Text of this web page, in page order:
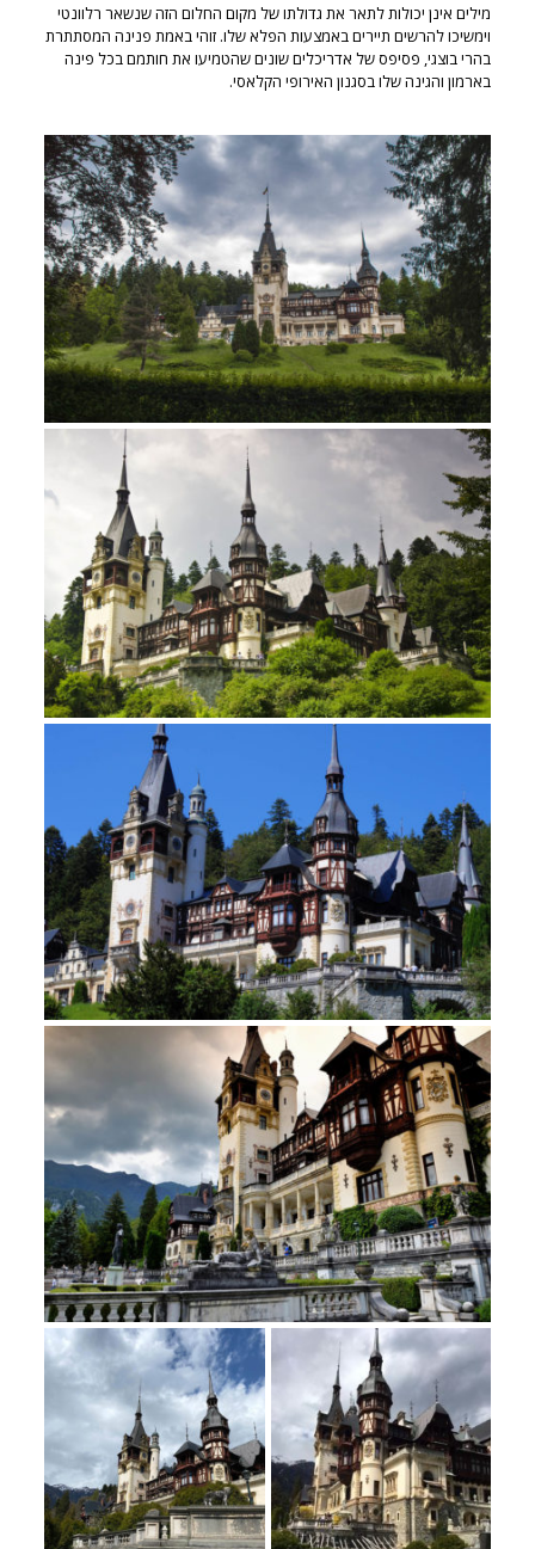
מילים אינן יכולות לתאר את גדולתו של מקום החלום הזה שנשאר רלוונטי
וימשיכו להרשים תיירים באמצעות הפלא שלו. זוהי באמת פנינה המסתתרת
בהרי בוצגי, פסיפס של אדריכלים שונים שהטמיעו את חותמם בכל פינה
בארמון והגינה שלו בסגנון האירופי הקלאסי.